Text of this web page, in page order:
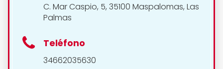
C. Mar Caspio, 5, 35100 Maspalomas, Las
Palmas
Teléfono
34662035630